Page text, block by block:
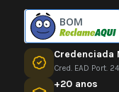
BOM
Credenciada
Cred. EAD Port.
+20 anos